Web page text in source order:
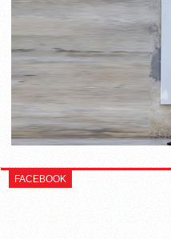
FACEBOOK